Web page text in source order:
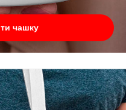
чашку